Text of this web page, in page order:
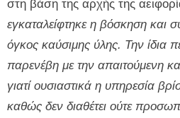
στη βάση της αρχής της
εγκαταλείφτηκε η βόσκηση και
όγκος καύσιμης ύλης. Την ίδια
παρενέβη με την απαιτούμενη
γιατί ουσιαστικά η υπηρεσία
καθώς δεν διαθέτει ούτε